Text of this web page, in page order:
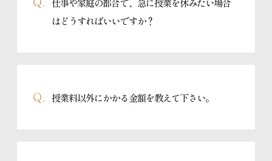
はどうすればいいですか？
用意しています。
Q. 授業料以外にかかる金額を教えて下さい。